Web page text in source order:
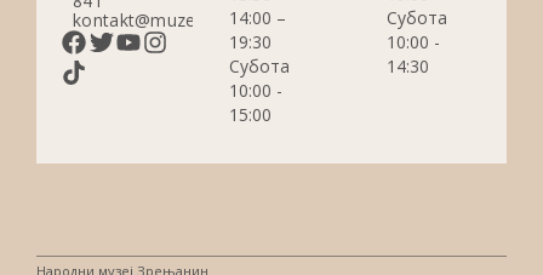
kontakt@muzejzrenjanin.org.rs
14:00 –
19:30
Субота
10:00 -
15:00
Субота
10:00 -
14:30
Народни музеј Зрењанин